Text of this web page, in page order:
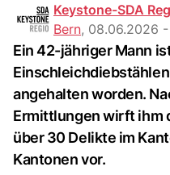
Keystone-SDA
Bern, 08.06.2026 -
Ein 42-jähriger Mann
angehalten worden.
Ermittlungen wirft ihm
über 30 Delikte im
Kantonen vor.